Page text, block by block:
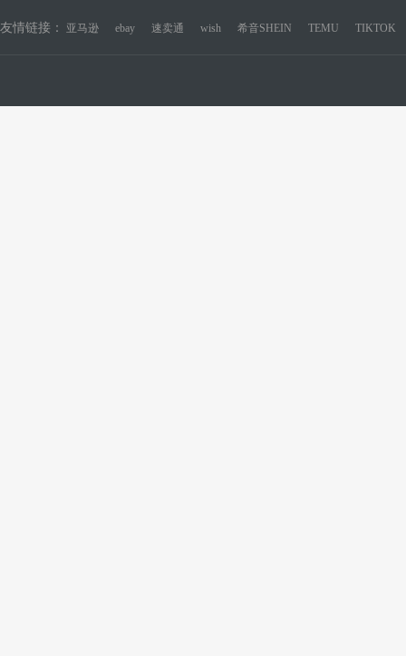
友情链接： 亚马逊 ebay 速卖通 wish 希音SHEIN TEMU TIKTOK